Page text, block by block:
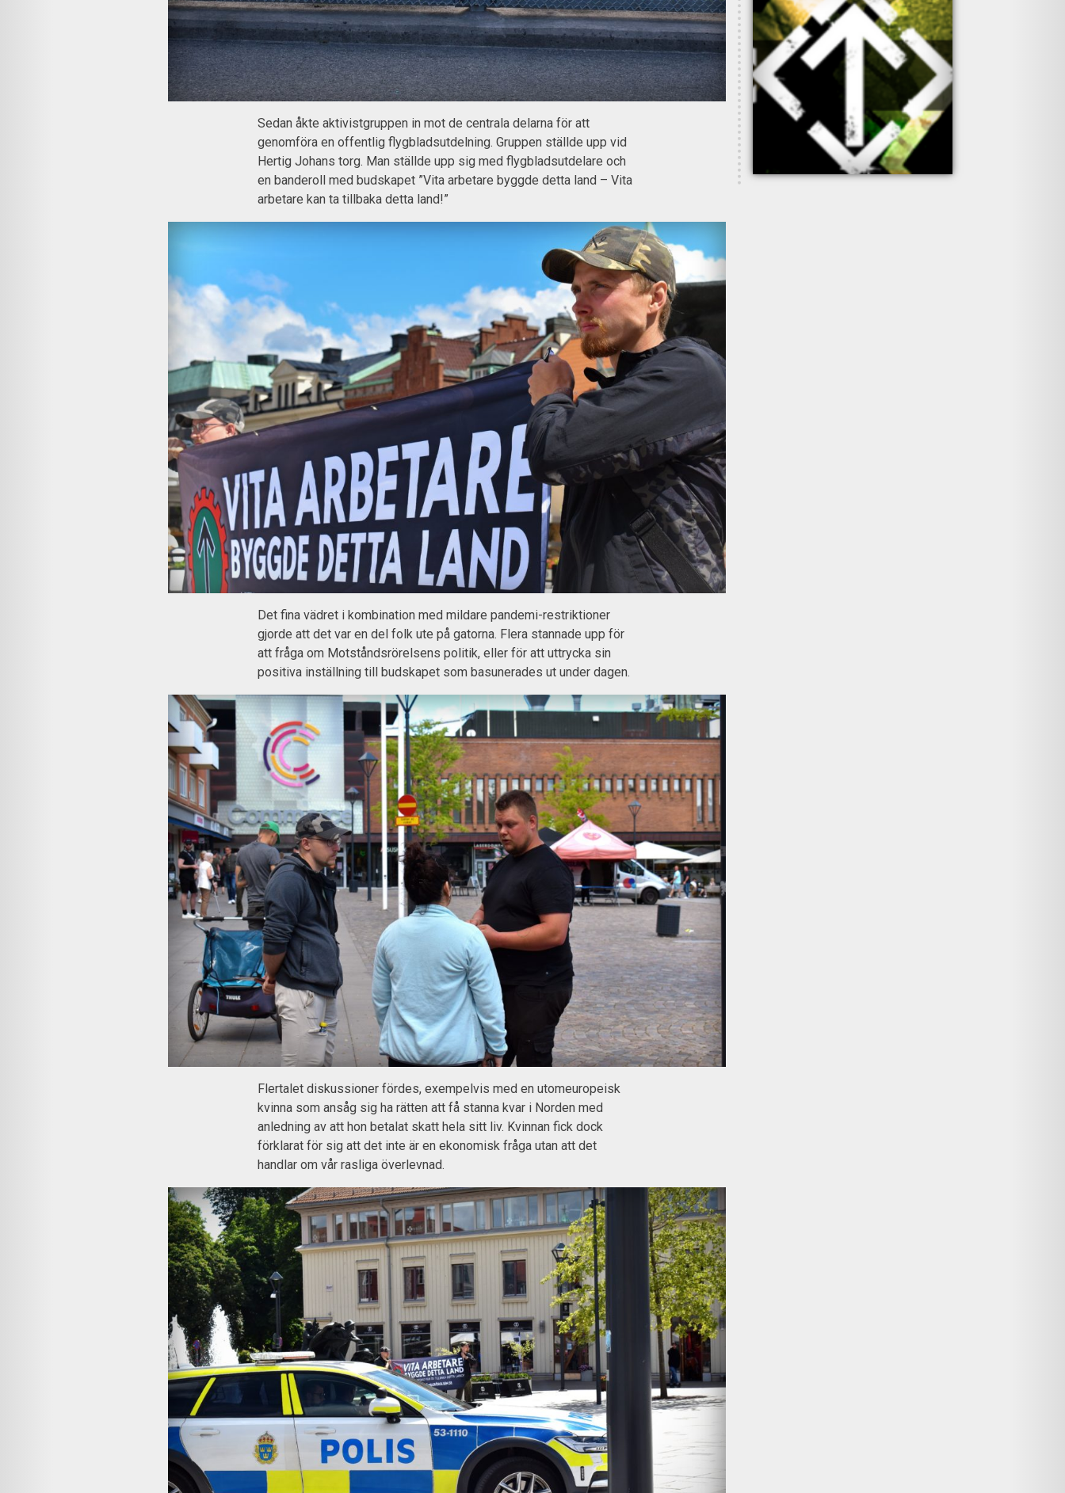
Sedan åkte aktivistgruppen in mot de centrala delarna för att
genomföra en offentlig flygbladsutdelning. Gruppen ställde upp vid
Hertig Johans torg. Man ställde upp sig med flygbladsutdelare och
en banderoll med budskapet ”Vita arbetare byggde detta land – Vita
arbetare kan ta tillbaka detta land!”
Det fina vädret i kombination med mildare pandemi-restriktioner
gjorde att det var en del folk ute på gatorna. Flera stannade upp för
att fråga om Motståndsrörelsens politik, eller för att uttrycka sin
positiva inställning till budskapet som basunerades ut under dagen.
Flertalet diskussioner fördes, exempelvis med en utomeuropeisk
kvinna som ansåg sig ha rätten att få stanna kvar i Norden med
anledning av att hon betalat skatt hela sitt liv. Kvinnan fick dock
förklarat för sig att det inte är en ekonomisk fråga utan att det
handlar om vår rasliga överlevnad.